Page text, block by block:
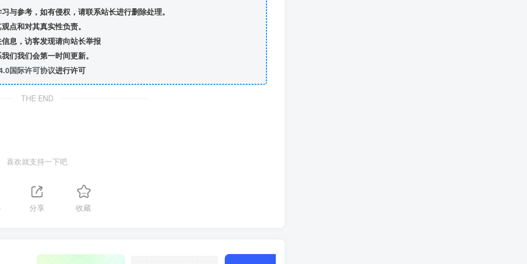
与参考，如有侵权，请联系站长进行删除处理。
点和对其真实性负责。
息，访客发现请向站长举报
们我们会第一时间更新。
国际许可协议进行许可
THE END
喜欢就支持一下吧
分享 收藏